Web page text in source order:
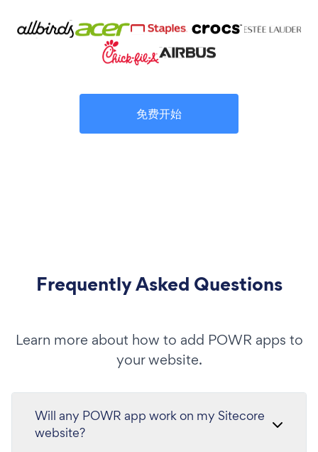
免费开始
Frequently Asked Questions
Learn more about how to add POWR apps to
your website.
Will any POWR app work on my Sitecore
website?